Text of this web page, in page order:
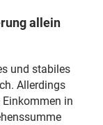
allein
und stabiles
Allerdings
in